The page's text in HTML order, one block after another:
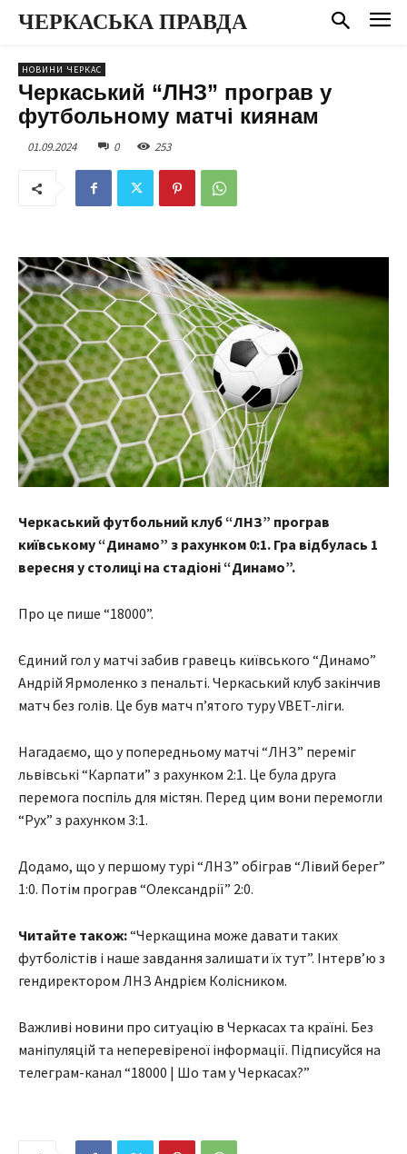
ЧЕРКАСЬКА ПРАВДА
НОВИНИ ЧЕРКАС
Черкаський “ЛНЗ” програв у
футбольному матчі киянам
01.09.2024 0 253
Черкаський футбольний клуб “ЛНЗ” програв
київському “Динамо” з рахунком 0:1. Гра відбулась 1
вересня у столиці на стадіоні “Динамо”.
Про це пише “18000”.
Єдиний гол у матчі забив гравець київського “Динамо”
Андрій Ярмоленко з пенальті. Черкаський клуб закінчив
матч без голів. Це був матч п’ятого туру VBET-ліги.
Нагадаємо, що у попередньому матчі “ЛНЗ” переміг
львівські “Карпати” з рахунком 2:1. Це була друга
перемога поспіль для містян. Перед цим вони перемогли
“Рух” з рахунком 3:1.
Додамо, що у першому турі “ЛНЗ” обіграв “Лівий берег”
1:0. Потім програв “Олександрії” 2:0.
Читайте також:“Черкащина може давати таких
футболістів і наше завдання залишати їх тут”. Інтерв’ю з
гендиректором ЛНЗ Андрієм Колісником.
Важливі новини про ситуацію в Черкасах та країні. Без
маніпуляцій та неперевіреної інформації. Підписуйся на
телеграм-канал “18000 | Шо там у Черкасах?”